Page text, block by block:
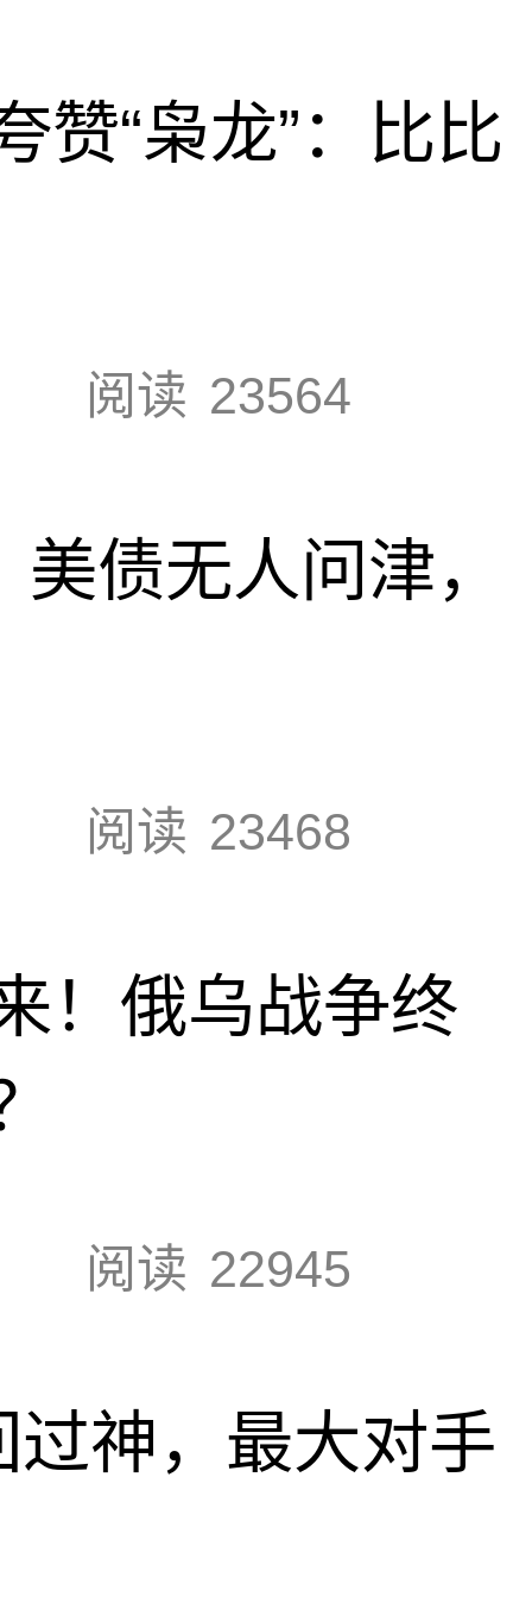
赞“枭龙”：比比
阅读 23564
债无人问津，
阅读 23468
！俄乌战争终
阅读 22945
神，最大对手